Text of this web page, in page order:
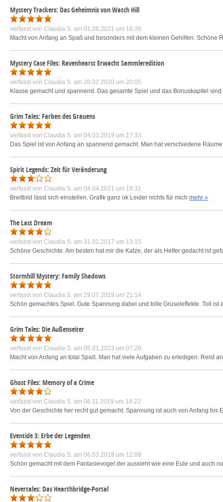
Mystery Trackers: Das Geheimnis von Watch Hill
verfasst von Claudia S. am 01.06.2021 um 16:39
Macht von Anfang an Spaß und besonders mit dem kleinen Gehilfen.
Mystery Case Files: Ravenhearst Erwacht Sammleredition
verfasst von Claudia S. am 20.02.2020 um 20:05
Klasse gemacht und spannend. Das gesamte Spiel und das Bonuskapitel
Grim Tales: Farben des Grauens
verfasst von Claudia S. am 04.03.2019 um 17:33
Das Spiel ist von Anfang an spannend gemacht. Man hat verschiedene
Spirit Legends: Zeit für Veränderung
verfasst von Claudia S. am 04.04.2021 um 19:31
Breitbild lässt sich einstellen. Grafik ganz ok Leider nichts für mich mehr »
The Last Dream
verfasst von Claudia S. am 31.01.2017 um 13:15
Schöne Geschichte. Am besten hat mir die Katze, der als Helfer gedacht ist
Stormhill Mystery: Family Shadows
verfasst von Claudia S. am 29.07.2019 um 21:14
Schön gemachtes Spiel. Gute Spannung dabei und tolle Gruseleffekte. Toll
Grim Tales: Die Außenseiter
verfasst von Claudia S. am 05.01.2023 um 07:29
Macht von Anfang an total Spaß. Man hat viele Aufgaben zu erledigen. Reist
Ghost Files: Memory of a Crime
verfasst von Claudia S. am 06.11.2019 um 14:22
Von der Geschichte her recht gut gemacht. Spannung ist auch von Anfang
Eventide 3: Erbe der Legenden
verfasst von Claudia S. am 06.03.2018 um 12:09
Schön gemacht mit dem Fantasievogel der aussieht wie eine Eule und auch
Nevertales: Das Hearthbridge-Portal